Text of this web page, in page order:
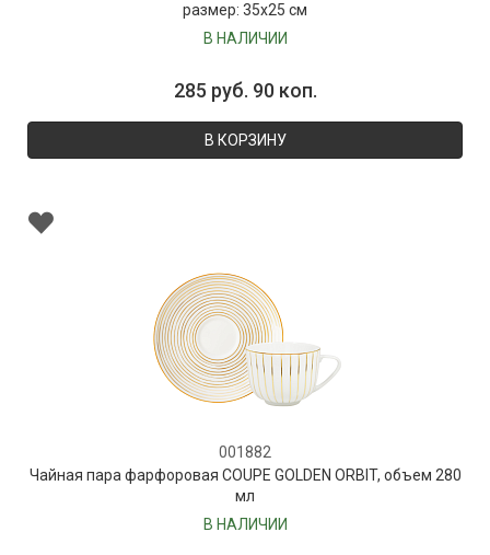
размер: 35х25 см
В НАЛИЧИИ
285 руб. 90 коп.
В КОРЗИНУ
001882
Чайная пара фарфоровая COUPE GOLDEN ORBIT, объем 280
мл
В НАЛИЧИИ